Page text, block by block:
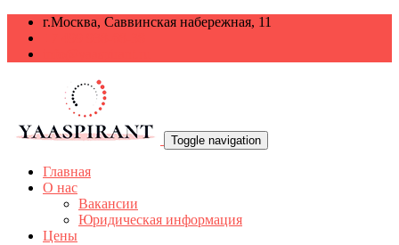
г.Москва, Саввинская набережная, 11
Toggle navigation
Главная
О нас
Вакансии
Юридическая информация
Цены